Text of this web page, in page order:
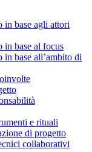
in base agli attori
in base al focus
base all’ambito di
e rituali
di progetto
collaborativi